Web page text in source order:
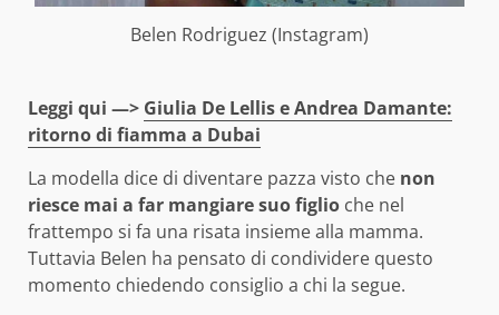
Belen Rodriguez (Instagram)
Leggi qui —> Giulia De Lellis e Andrea Damante:
ritorno di fiamma a Dubai
La modella dice di diventare pazza visto che non
riesce mai a far mangiare suo figlio che nel
frattempo si fa una risata insieme alla mamma.
Tuttavia Belen ha pensato di condividere questo
momento chiedendo consiglio a chi la segue.